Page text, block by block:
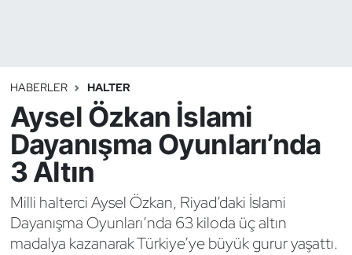
HABERLER HALTER
Aysel Özkan İslami
Dayanışma Oyunları’nda
3 Altın
Milli halterci Aysel Özkan, Riyad’daki İslami
Dayanışma Oyunları’nda 63 kiloda üç altın
madalya kazanarak Türkiye’ye büyük gurur yaşattı.
Binicilik
Bisiklet
Bocce Bowling Dart
Boks